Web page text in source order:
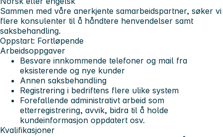
Sammen med våre anerkjente samarbeidspartner, søker vi
flere konsulenter til å håndtere henvendelser samt
saksbehandling.
Oppstart: Fortløpende
Arbeidsoppgaver
Besvare innkommende telefoner og mail fra
eksisterende og nye kunder
Annen saksbehandling
Registrering i bedriftens flere ulike system
Forefallende administrativt arbeid som
etterregistrering, avvik, bidra til å holde
kundeinformasjon oppdatert osv.
Kvalifikasjoner